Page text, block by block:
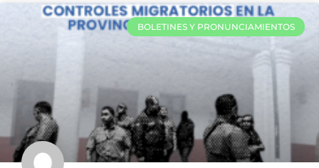
BOLETINES Y PRONUNCIAMIENTOS